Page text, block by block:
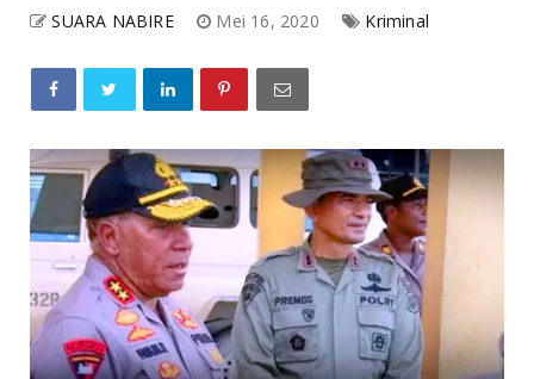
SUARA NABIRE Mei 16, 2020 Kriminal